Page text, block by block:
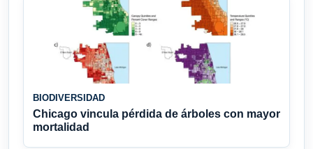
BIODIVERSIDAD
Chicago vincula pérdida de árboles con mayor
mortalidad